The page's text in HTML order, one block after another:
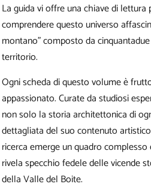
La guida vi offre una chiave di lettura
comprendere questo universo
montano” composto da
territorio.
Ogni scheda di questo volume è
appassionato. Curate da studiosi
non solo la storia architettonica di
dettagliata del suo contenuto
ricerca emerge un quadro
rivela specchio fedele delle vicende
della Valle del Boite.